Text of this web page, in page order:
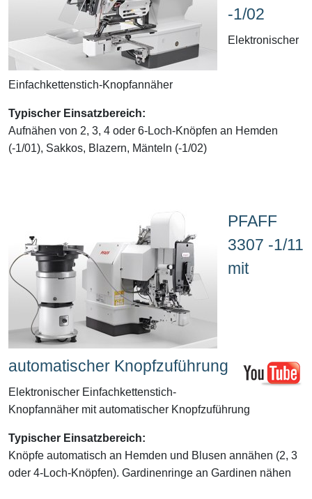
-1/02
Elektronischer
Einfachkettenstich-Knopfannäher
Typischer Einsatzbereich:
Aufnähen von 2, 3, 4 oder 6-Loch-Knöpfen an Hemden
(-1/01), Sakkos, Blazern, Mänteln (-1/02)
PFAFF
3307 -1/11
mit
automatischer Knopfzuführung
Elektronischer Einfachkettenstich-
Knopfannäher mit automatischer Knopfzuführung
Typischer Einsatzbereich:
Knöpfe automatisch an Hemden und Blusen annähen (2, 3
oder 4-Loch-Knöpfen). Gardinenringe an Gardinen nähen